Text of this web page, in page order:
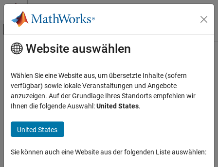
Weiter zum Inhalt
Umschaltung für Off-Canvas-
Startseite der Dokumentation
Hauptinhalt
How useful was this information?
Website auswählen
Wählen Sie eine Website aus, um übersetzte Inhalte (sofern
verfügbar) sowie lokale Veranstaltungen und Angebote
anzuzeigen. Auf der Grundlage Ihres Standorts empfehlen wir
Ihnen die folgende Auswahl:United States.
United States
Sie können auch eine Website aus der folgenden Liste auswählen: